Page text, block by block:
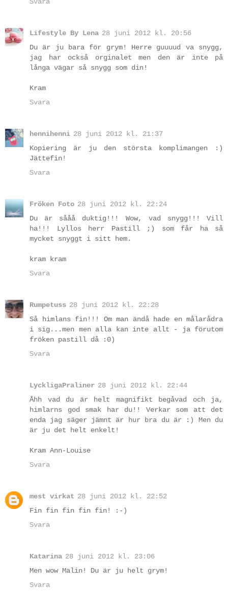
Lifestyle By Lena 28 juni 2012 kl. 20:56
Du är ju bara för grym! Herre guuuud va snygg,
jag har också orginalet men den är inte på
långa vägar så snygg som din!
Kram
Svara
hennihenni 28 juni 2012 kl. 21:37
Kopiering är ju den största komplimangen :)
Jättefin!
Svara
Fröken Foto 28 juni 2012 kl. 22:24
Du är sååå duktig!!! Wow, vad snygg!!! Vill
ha!!! Lyllos herr Pastill ;) som får ha så
mycket snyggt i sitt hem.
kram kram
Svara
Rumpetuss 28 juni 2012 kl. 22:28
Så himlans fin!!! Om man ändå hade en målarådra
i sig...men men alla kan inte allt - ja förutom
fröken pastill då :0)
Svara
LyckligaPraliner 28 juni 2012 kl. 22:44
Åhh vad du är helt magnifikt begåvad och ja,
himlarns god smak har du!! Verkar som att det
enda jag säger jämnt är hur bra du är :) Men du
är ju det helt enkelt!
Kram Ann-Louise
Svara
mest virkat 28 juni 2012 kl. 22:52
Fin fin fin fin fin! :-)
Svara
Katarina 28 juni 2012 kl. 23:06
Men wow Malin! Du är ju helt grym!
Svara